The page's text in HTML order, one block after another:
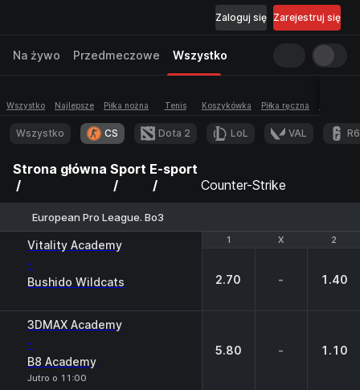
Zarejestruj się
Zaloguj się
Na żywo Przedmeczowe Wszystko
Wszystko Najlepsze Piłka nożna Tenis Koszykówka Piłka ręczna
Wszystko CS Dota 2 LoL VAL
Strona główna Sport E-sport
Counter-Strike
European Pro League. Bo3
1 X 2
Vitality Academy
-
Bushido Wildcats
1 X 2
2.70 - 1.40
3DMAX Academy
-
B8 Academy
Jutro o 11:00
5.80 - 1.10